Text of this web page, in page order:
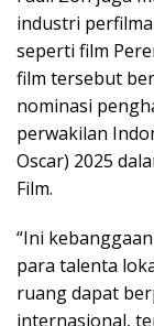
industri
seperti film
film tersebut
nominasi
perwakilan
Oscar) 2025
Film.
“Ini
para talenta
ruang dapat
internasional,